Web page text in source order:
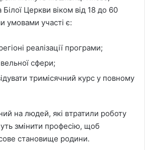
Білої Церкви віком від 18 до 60
умовами участі є:
реалізації програми;
сфери;
тримісячний курс у повному
на людей, які втратили роботу
змінити професію, щоб
становище родини.